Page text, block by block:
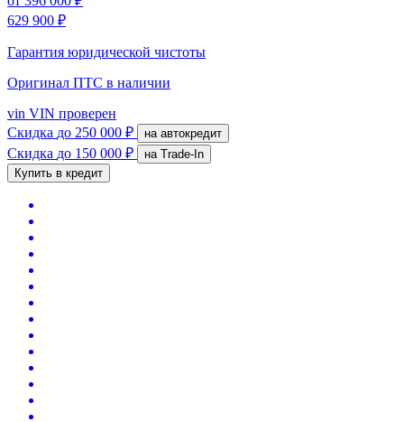
629 900 ₽
Гарантия юридической чистоты
Оригинал ПТС в наличии
vin VIN проверен
Скидка до 250 000 ₽ на автокредит
Скидка до 150 000 ₽
на Trade-In
Купить в кредит